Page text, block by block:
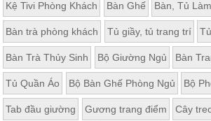
Kệ Tivi Phòng Khách Bàn Ghế Bàn, Tủ
Bàn trà phòng khách Tủ giầy, tủ trang trí
Bàn Trà Thủy Sinh Bộ Giường Ngủ Bàn
Tủ Quần Áo Bộ Bàn Ghế Phòng Ngủ Bộ
Tab đầu giường Gương trang điểm Cây